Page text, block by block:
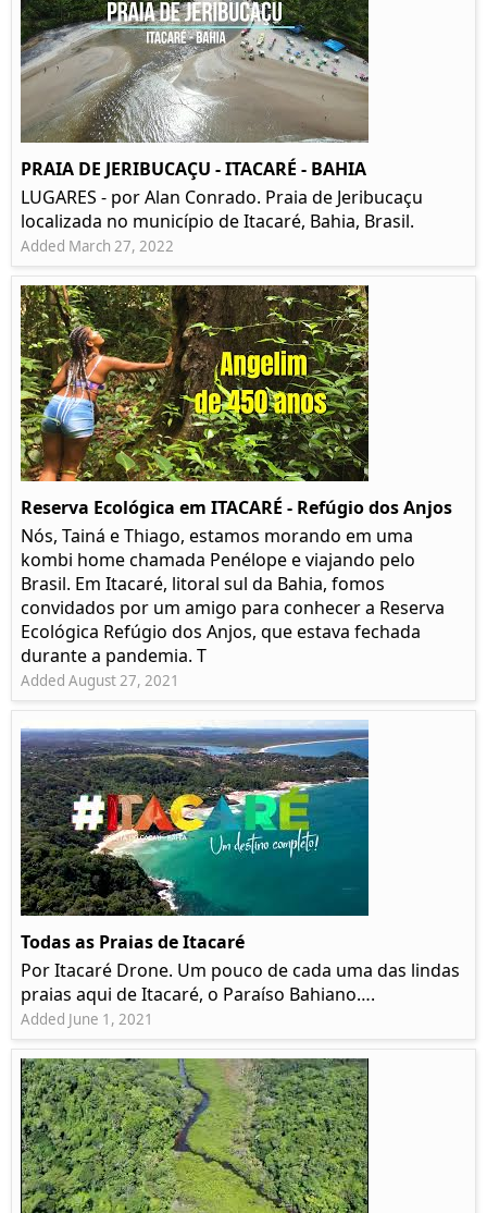
PRAIA DE JERIBUCAÇU - ITACARÉ - BAHIA
LUGARES - por Alan Conrado. Praia de Jeribucaçu
localizada no município de Itacaré, Bahia, Brasil.
Added March 27, 2022
Reserva Ecológica em ITACARÉ - Refúgio dos Anjos
Nós, Tainá e Thiago, estamos morando em uma
kombi home chamada Penélope e viajando pelo
Brasil. Em Itacaré, litoral sul da Bahia, fomos
convidados por um amigo para conhecer a Reserva
Ecológica Refúgio dos Anjos, que estava fechada
durante a pandemia. T
Added August 27, 2021
Todas as Praias de Itacaré
Por Itacaré Drone. Um pouco de cada uma das lindas
praias aqui de Itacaré, o Paraíso Bahiano….
Added June 1, 2021